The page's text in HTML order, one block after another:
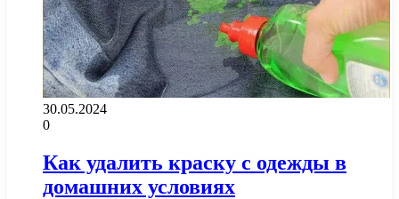
30.05.2024
0
Как удалить краску с одежды в
домашних условиях